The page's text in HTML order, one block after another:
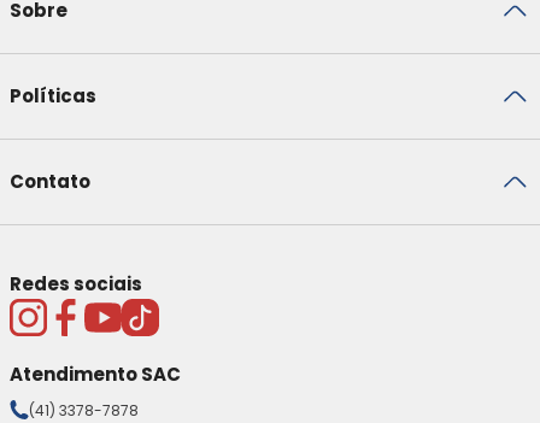
Sobre
Políticas
Contato
Redes sociais
Atendimento SAC
(41) 3378-7878